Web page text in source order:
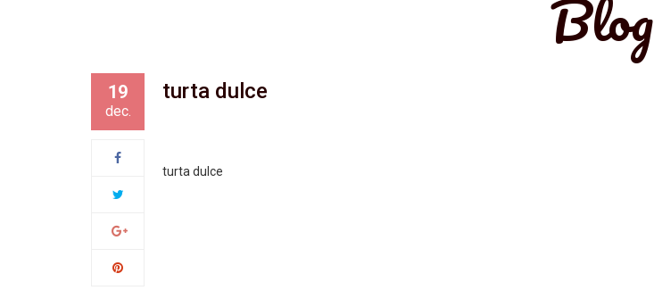
Blog
19
dec.
turta dulce
turta dulce